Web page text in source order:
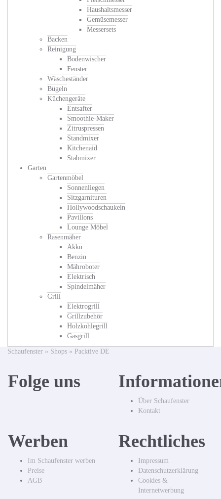
Haushaltsmesser
Gemüsemesser
Messersets
Backen
Reinigung
Bodenwischer
Fenster
Wäscheständer
Bügeln
Küchengeräte
Entsafter
Smoothie-Maker
Zitruspressen
Standmixer
Kitchenaid
Stabmixer
Garten
Gartenmöbel
Sonnenliegen
Sitzgarnituren
Hollywoodschaukeln
Pavillons
Lounge Möbel
Rasenmäher
Akku
Benzin
Mähroboter
Elektrisch
Spindelmäher
Grill
Elektrogrill
Grillzubehör
Holzkohlegrill
Gasgrill
Schaufenster » Shops » Packtive DE
Folge uns
Über Schaufenster
Kontakt
Werben
Im Schaufenster werben
Preise
AGB
Rechtliches
Impressum
Datenschutzerklärung
Cookies &
Internetwerbung